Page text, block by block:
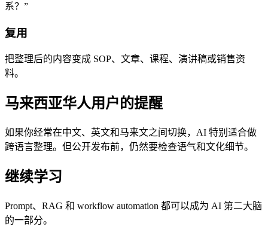
系？”
复用
把整理后的内容变成 SOP、文章、课程、演讲稿或销售资
料。
马来西亚华人用户的提醒
如果你经常在中文、英文和马来文之间切换，AI 特别适合做
跨语言整理。但公开发布前，仍然要检查语气和文化细节。
继续学习
Prompt、RAG 和 workflow automation 都可以成为 AI 第二大脑
的一部分。